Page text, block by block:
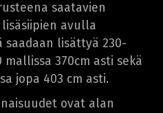
saatavien
avulla
lisättyä 230-
mallissa 370cm asti sekä
jopa 403 cm asti.
ovat alan